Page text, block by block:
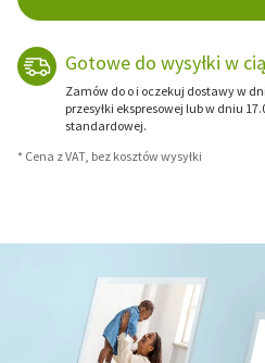
Gotowe do wysyłki w
Zamów do o i oczekuj dostawy w
przesyłki ekspresowej lub w dniu
standardowej.
* Cena z VAT, bez kosztów wysyłki